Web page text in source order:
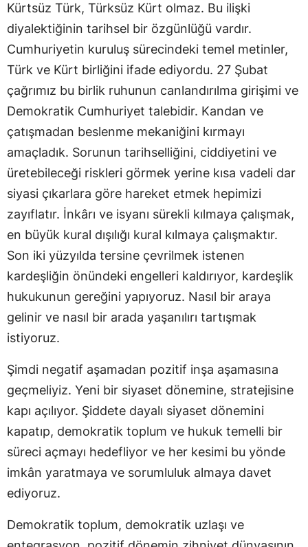
Kürtsüz Türk, Türksüz Kürt olmaz. Bu ilişki
diyalektiğinin tarihsel bir özgünlüğü vardır.
Cumhuriyetin kuruluş sürecindeki temel metinler,
Türk ve Kürt birliğini ifade ediyordu. 27 Şubat
çağrımız bu birlik ruhunun canlandırılma girişimi ve
Demokratik Cumhuriyet talebidir. Kandan ve
çatışmadan beslenme mekaniğini kırmayı
amaçladık. Sorunun tarihselliğini, ciddiyetini ve
üretebileceği riskleri görmek yerine kısa vadeli dar
siyasi çıkarlara göre hareket etmek hepimizi
zayıflatır. İnkârı ve isyanı sürekli kılmaya çalışmak,
en büyük kural dışılığı kural kılmaya çalışmaktır.
Son iki yüzyılda tersine çevrilmek istenen
kardeşliğin önündeki engelleri kaldırıyor, kardeşlik
hukukunun gereğini yapıyoruz. Nasıl bir araya
gelinir ve nasıl bir arada yaşanılırı tartışmak
istiyoruz.
Şimdi negatif aşamadan pozitif inşa aşamasına
geçmeliyiz. Yeni bir siyaset dönemine, stratejisine
kapı açılıyor. Şiddete dayalı siyaset dönemini
kapatıp, demokratik toplum ve hukuk temelli bir
süreci açmayı hedefliyor ve her kesimi bu yönde
imkân yaratmaya ve sorumluluk almaya davet
ediyoruz.
Demokratik toplum, demokratik uzlaşı ve